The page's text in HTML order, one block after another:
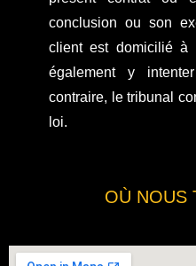
conclusion ou son
client est domicilié à
également y
contraire, le tribunal
loi.
OÙ NOUS